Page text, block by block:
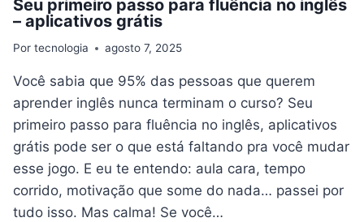
Seu primeiro passo para fluência no inglês
– aplicativos grátis
Por tecnologia agosto 7, 2025
Você sabia que 95% das pessoas que querem
aprender inglês nunca terminam o curso? Seu
primeiro passo para fluência no inglês, aplicativos
grátis pode ser o que está faltando pra você mudar
esse jogo. E eu te entendo: aula cara, tempo
corrido, motivação que some do nada… passei por
tudo isso. Mas calma! Se você…